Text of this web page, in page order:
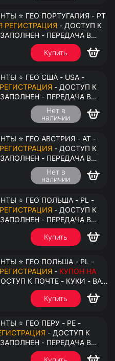
⭐ ГЕО ПОРТУГАЛИЯ - PT
РЕГИСТРАЦИЯ
- ПЕРЕДАЧА В
Купить
⭐ ГЕО США - USA -
- ДОСТУП К
- ПЕРЕДАЧА В
Нет в
наличии
⭐ ГЕО АВСТРИЯ - AT -
- ДОСТУП К
- ПЕРЕДАЧА В
Нет в
наличии
⭐ ГЕО ПОЛЬША - PL -
- ДОСТУП К
- ПЕРЕДАЧА В
Купить
⭐ ГЕО ПОЛЬША - PL -
- КУПОН НА
К ПОЧТЕ - КУКИ - ВАТ
В АНТИДЕТЕКТ
Купить
⭐ ГЕО ПЕРУ - PE -
- ДОСТУП К
- ПЕРЕДАЧА В